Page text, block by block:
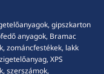
gipszkarton
anyagok, Bramac
zománcfestékek, lakk
XPS
szerszámok,